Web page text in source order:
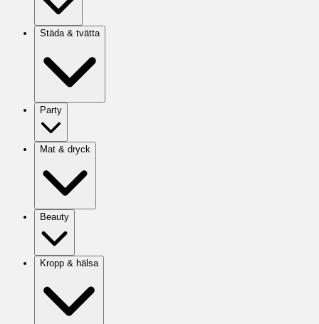
Städa & tvätta
Party
Mat & dryck
Beauty
Kropp & hälsa